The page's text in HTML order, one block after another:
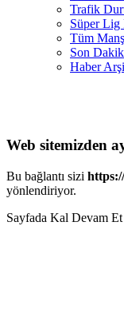
Trafik
Süper Lig
Tüm
Son
Haber
Web sitemizden
Bu bağlantı sizi
yönlendiriyor.
Sayfada Kal Devam Et